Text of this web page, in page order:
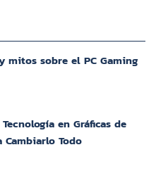
mitos sobre el PC Gaming
en Gráficas de
Todo